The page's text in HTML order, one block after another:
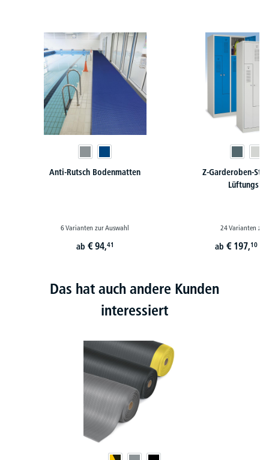
Anti-Rutsch Bodenmatten
6 Varianten zur Auswahl
ab € 94,41
Z-Garderoben-
24 Varianten zur
ab € 197,10
Das hat auch andere Kunden
interessiert